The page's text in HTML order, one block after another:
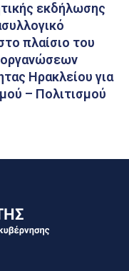
εκδήλωσης
πλαίσιο του
Ηρακλείου για
– Πολιτισμού